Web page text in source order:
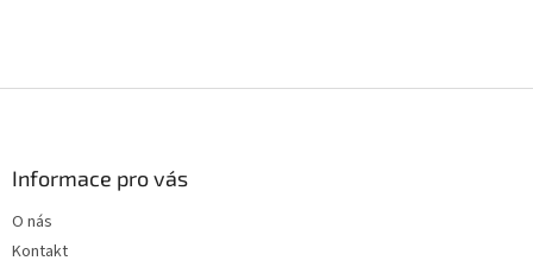
Informace pro vás
O nás
Kontakt